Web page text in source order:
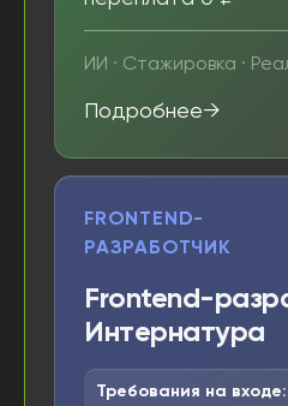
ИИ · Стажировка ·
Подробнее
FRONTEND-
РАЗРАБОТЧИК
Frontend-
Интернатура
Требования на входе: